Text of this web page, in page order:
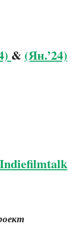
& (Ян.’24)
Indiefilmtalk